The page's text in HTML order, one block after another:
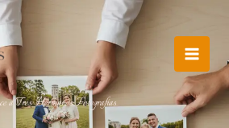
a Tres Hermanos Fotografías